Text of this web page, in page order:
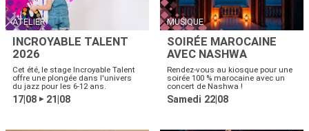
ATELIER
INCROYABLE TALENT
2026
Cet été, le stage Incroyable Talent
offre une plongée dans l'univers
du jazz pour les 6-12 ans.
17|08 ▶21|08
MUSIQUE
SOIRÉE MAROCAINE
AVEC NASHWA
Rendez-vous au kiosque pour une
soirée 100 % marocaine avec un
concert de Nashwa !
Samedi 22|08